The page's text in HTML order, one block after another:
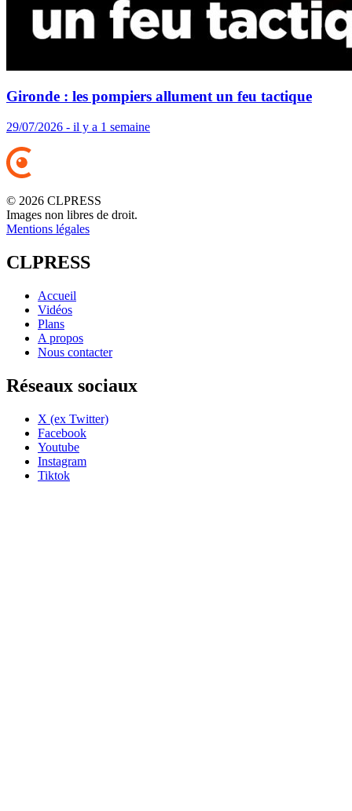
Gironde : les pompiers allument un feu tactique
29/07/2026 - il y a 1 semaine
© 2026 CLPRESS
Images non libres de droit.
Mentions légales
CLPRESS
Accueil
Vidéos
Plans
A propos
Nous contacter
Réseaux sociaux
X (ex Twitter)
Facebook
Youtube
Instagram
Tiktok